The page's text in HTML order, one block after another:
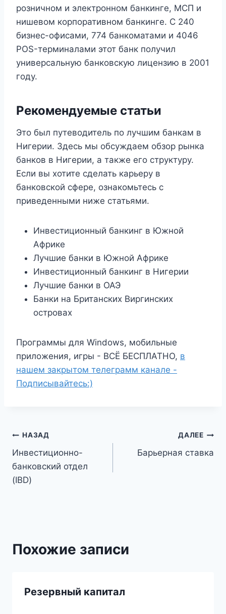
розничном и электронном банкинге, МСП и
нишевом корпоративном банкинге. С 240
бизнес-офисами, 774 банкоматами и 4046
POS-терминалами этот банк получил
универсальную банковскую лицензию в 2001
году.
Рекомендуемые статьи
Это был путеводитель по лучшим банкам в
Нигерии. Здесь мы обсуждаем обзор рынка
банков в Нигерии, а также его структуру.
Если вы хотите сделать карьеру в
банковской сфере, ознакомьтесь с
приведенными ниже статьями.
Инвестиционный банкинг в Южной
Африке
Лучшие банки в Южной Африке
Инвестиционный банкинг в Нигерии
Лучшие банки в ОАЭ
Банки на Британских Виргинских
островах
Программы для Windows, мобильные
приложения, игры - ВСЁ БЕСПЛАТНО, в
нашем закрытом телеграмм канале -
Подписывайтесь:)
Навигация
по
записям
НАЗАД
Инвестиционно-
банковский отдел
(IBD)
ДАЛЕЕ
Барьерная ставка
Похожие записи
Резервный капитал